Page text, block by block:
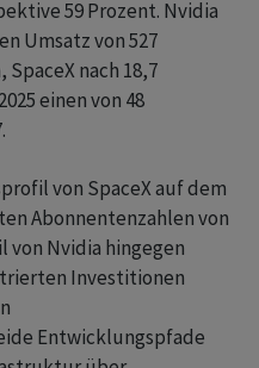
59 Prozent. Nvidia
Umsatz von 527
nach 18,7
einen von 48
von SpaceX auf dem
Abonnentenzahlen von
von Nvidia hingegen
Investitionen
Entwicklungspfade